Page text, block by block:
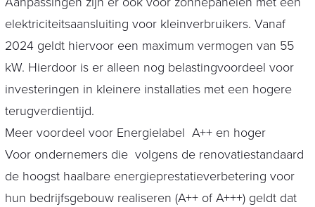
elektriciteitsaansluiting voor kleinverbruikers. Vanaf
2024 geldt hiervoor een maximum vermogen van 55
kW. Hierdoor is er alleen nog belastingvoordeel voor
investeringen in kleinere installaties met een hogere
terugverdientijd.
Meer voordeel voor Energielabel A++ en hoger
Voor ondernemers die volgens de renovatiestandaard
de hoogst haalbare energieprestatieverbetering voor
hun bedrijfsgebouw realiseren (A++ of A+++) geldt dat